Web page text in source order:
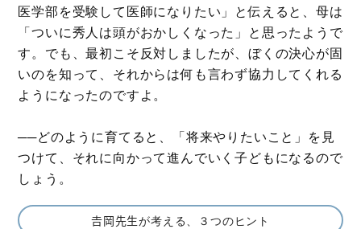
医学部を受験して医師になりたい」と伝えると、母は
「ついに秀人は頭がおかしくなった」と思ったようで
す。でも、最初こそ反対しましたが、ぼくの決心が固
いのを知って、それからは何も言わず協力してくれる
ようになったのですよ。
──どのように育てると、「将来やりたいこと」を見
つけて、それに向かって進んでいく子どもになるので
しょう。
𠮷岡先生が考える、３つのヒント